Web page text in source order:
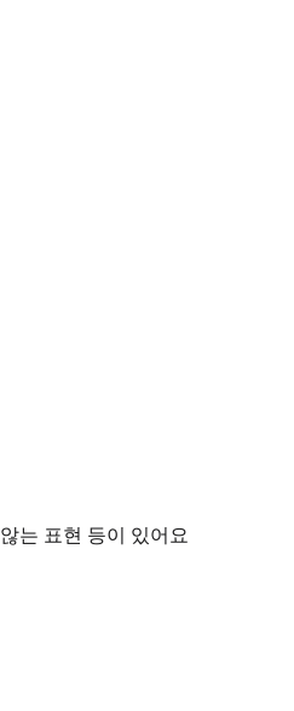
는 표현 등이 있어요